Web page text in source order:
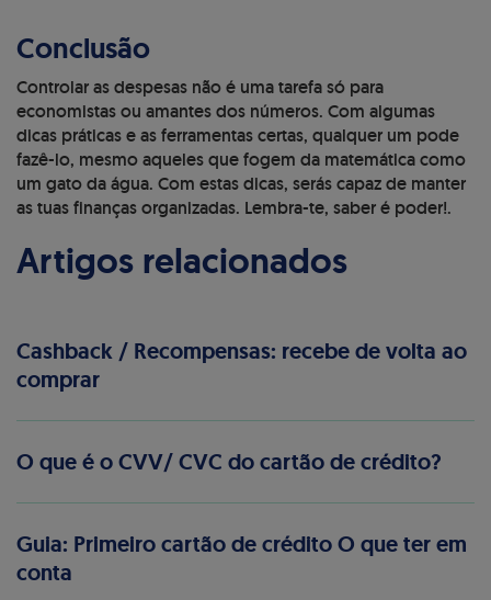
Conclusão
Controlar as despesas não é uma tarefa só para
economistas ou amantes dos números. Com algumas
dicas práticas e as ferramentas certas, qualquer um pode
fazê-lo, mesmo aqueles que fogem da matemática como
um gato da água. Com estas dicas, serás capaz de manter
as tuas finanças organizadas. Lembra-te, saber é poder!.
Artigos relacionados
Cashback / Recompensas: recebe de volta ao
comprar
O que é o CVV/ CVC do cartão de crédito?
Guia: Primeiro cartão de crédito O que ter em
conta